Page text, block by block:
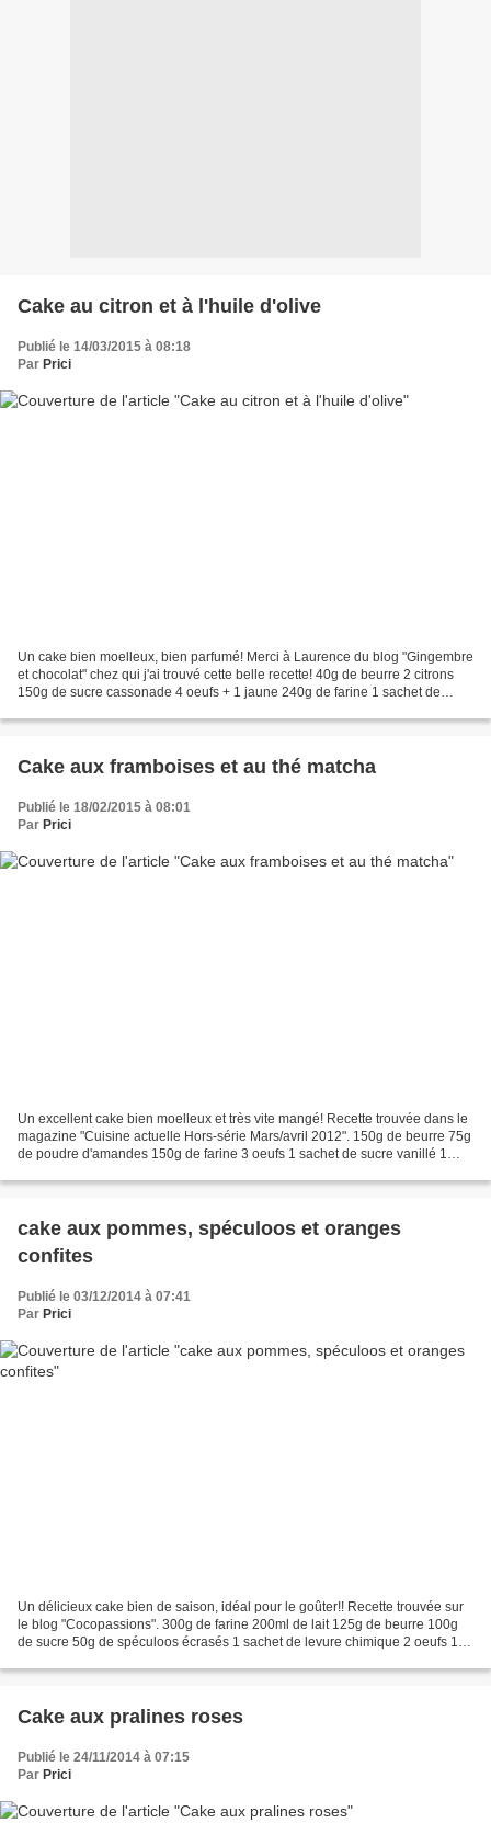
Cake au citron et à l'huile d'olive
Publié le 14/03/2015 à 08:18
Par Prici
Un cake bien moelleux, bien parfumé! Merci à Laurence du blog "Gingembre
et chocolat" chez qui j'ai trouvé cette belle recette! 40g de beurre 2 citrons
150g de sucre cassonade 4 oeufs + 1 jaune 240g de farine 1 sachet de
Cake aux framboises et au thé matcha
Publié le 18/02/2015 à 08:01
Par Prici
Un excellent cake bien moelleux et très vite mangé! Recette trouvée dans le
magazine "Cuisine actuelle Hors-série Mars/avril 2012". 150g de beurre 75g
de poudre d'amandes 150g de farine 3 oeufs 1 sachet de sucre vanillé 1
cake aux pommes, spéculoos et oranges
confites
Publié le 03/12/2014 à 07:41
Par Prici
Un délicieux cake bien de saison, idéal pour le goûter!! Recette trouvée sur
le blog "Cocopassions". 300g de farine 200ml de lait 125g de beurre 100g
de sucre 50g de spéculoos écrasés 1 sachet de levure chimique 2 oeufs 1
Cake aux pralines roses
Publié le 24/11/2014 à 07:15
Par Prici